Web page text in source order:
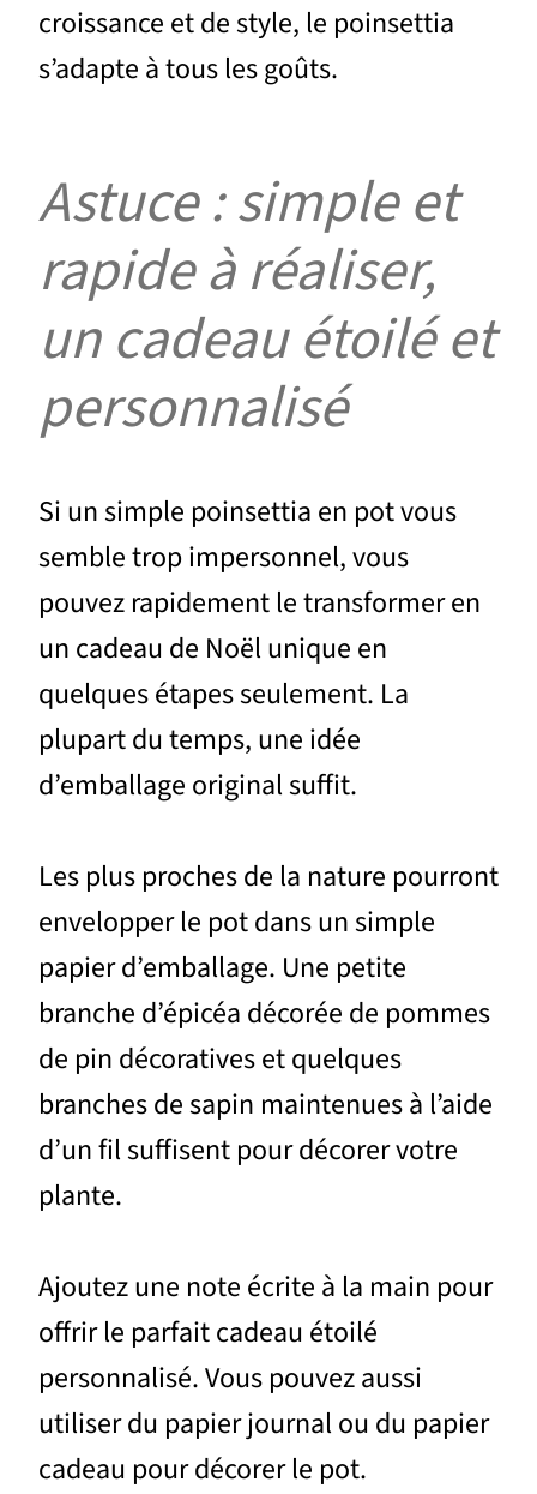
croissance et de style, le poinsettia
s’adapte à tous les goûts.
Astuce : simple et
rapide à réaliser,
un cadeau étoilé et
personnalisé
Si un simple poinsettia en pot vous
semble trop impersonnel, vous
pouvez rapidement le transformer en
un cadeau de Noël unique en
quelques étapes seulement. La
plupart du temps, une idée
d’emballage original suffit.
Les plus proches de la nature pourront
envelopper le pot dans un simple
papier d’emballage. Une petite
branche d’épicéa décorée de pommes
de pin décoratives et quelques
branches de sapin maintenues à l’aide
d’un fil suffisent pour décorer votre
plante.
Ajoutez une note écrite à la main pour
offrir le parfait cadeau étoilé
personnalisé. Vous pouvez aussi
utiliser du papier journal ou du papier
cadeau pour décorer le pot.